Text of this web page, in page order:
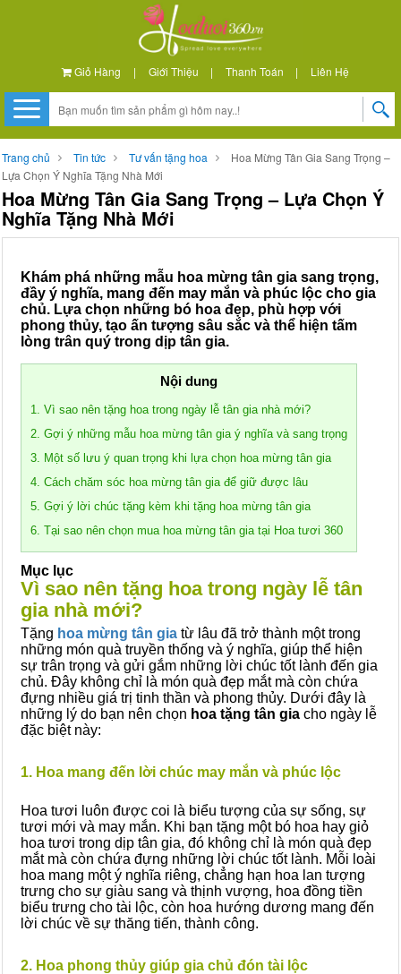
Giỏ Hàng | Giới Thiệu | Thanh Toán | Liên Hệ
Trang chủ Tin tức Tư vấn tặng hoa
Hoa Mừng Tân Gia Sang Trọng –
Lựa Chọn Ý Nghĩa Tặng Nhà Mới
Hoa Mừng Tân Gia Sang Trọng – Lựa Chọn Ý
Nghĩa Tặng Nhà Mới
Khám phá những mẫu hoa mừng tân gia sang trọng,
đầy ý nghĩa, mang đến may mắn và phúc lộc cho gia
chủ. Lựa chọn những bó hoa đẹp, phù hợp với
phong thủy, tạo ấn tượng sâu sắc và thể hiện tấm
lòng trân quý trong dịp tân gia.
Nội dung
1. Vì sao nên tặng hoa trong ngày lễ tân gia nhà mới?
2. Gợi ý những mẫu hoa mừng tân gia ý nghĩa và sang trọng
3. Một số lưu ý quan trọng khi lựa chọn hoa mừng tân gia
4. Cách chăm sóc hoa mừng tân gia để giữ được lâu
5. Gợi ý lời chúc tặng kèm khi tặng hoa mừng tân gia
6. Tại sao nên chọn mua hoa mừng tân gia tại Hoa tươi 360
Mục lục
Vì sao nên tặng hoa trong ngày lễ tân
gia nhà mới?
Tặng hoa mừng tân gia từ lâu đã trở thành một trong
những món quà truyền thống và ý nghĩa, giúp thể hiện
sự trân trọng và gửi gắm những lời chúc tốt lành đến gia
chủ. Đây không chỉ là món quà đẹp mắt mà còn chứa
đựng nhiều giá trị tinh thần và phong thủy. Dưới đây là
những lý do bạn nên chọn hoa tặng tân gia cho ngày lễ
đặc biệt này:
1. Hoa mang đến lời chúc may mắn và phúc lộc
Hoa tươi luôn được coi là biểu tượng của sự sống, sự
tươi mới và may mắn. Khi bạn tặng một bó hoa hay giỏ
hoa tươi trong dịp tân gia, đó không chỉ là món quà đẹp
mắt mà còn chứa đựng những lời chúc tốt lành. Mỗi loài
hoa mang một ý nghĩa riêng, chẳng hạn hoa lan tượng
trưng cho sự giàu sang và thịnh vượng, hoa đồng tiền
biểu trưng cho tài lộc, còn hoa hướng dương mang đến
lời chúc về sự thăng tiến, thành công.
2. Hoa phong thủy giúp gia chủ đón tài lộc